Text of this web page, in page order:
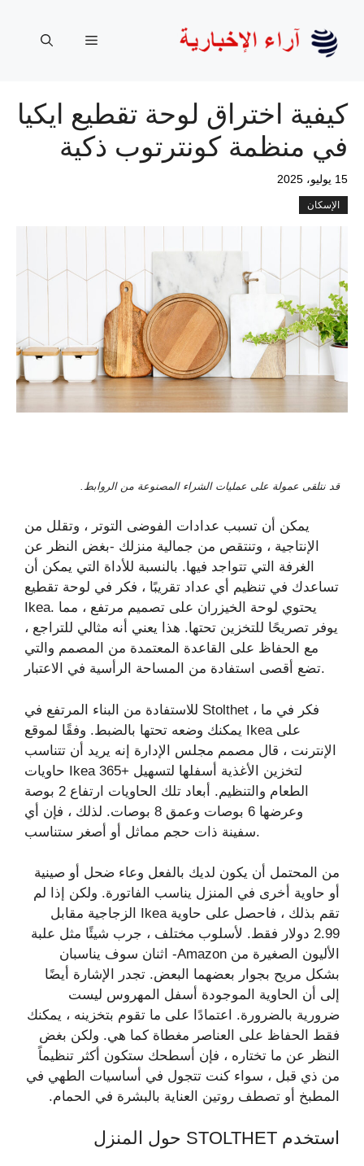
المحتوى
القائمة
كيفية اختراق لوحة تقطيع ايكيا
في منظمة كونترتوب ذكية
15 يوليو، 2025
الإسكان
قد نتلقى عمولة على عمليات الشراء المصنوعة من الروابط.
يمكن أن تسبب عدادات الفوضى التوتر ، وتقلل من
الإنتاجية ، وتنتقص من جمالية منزلك -بغض النظر عن
الغرفة التي تتواجد فيها. بالنسبة للأداة التي يمكن أن
تساعدك في تنظيم أي عداد تقريبًا ، فكر في لوحة تقطيع
Ikea. يحتوي لوحة الخيزران على تصميم مرتفع ، مما
يوفر تصريحًا للتخزين تحتها. هذا يعني أنه مثالي للتراجع ،
مع الحفاظ على القاعدة المعتمدة من المصمم والتي
تضع أقصى استفادة من المساحة الرأسية في الاعتبار.
للاستفادة من البناء المرتفع في Stolthet ، فكر في ما
يمكنك وضعه تحتها بالضبط. وفقًا لموقع Ikea على
الإنترنت ، قال مصمم مجلس الإدارة إنه يريد أن تتناسب
حاويات Ikea 365+ لتخزين الأغذية أسفلها لتسهيل
الطعام والتنظيم. أبعاد تلك الحاويات ارتفاع 2 بوصة
وعرضها 6 بوصات وعمق 8 بوصات. لذلك ، فإن أي
سفينة ذات حجم مماثل أو أصغر ستناسب.
من المحتمل أن يكون لديك بالفعل وعاء ضحل أو صينية
أو حاوية أخرى في المنزل يناسب الفاتورة. ولكن إذا لم
تقم بذلك ، فاحصل على حاوية Ikea الزجاجية مقابل
2.99 دولار فقط. لأسلوب مختلف ، جرب شيئًا مثل علبة
الأليون الصغيرة من Amazon- اثنان سوف يناسبان
بشكل مريح بجوار بعضهما البعض. تجدر الإشارة أيضًا
إلى أن الحاوية الموجودة أسفل المهروس ليست
ضرورية بالضرورة. اعتمادًا على ما تقوم بتخزينه ، يمكنك
فقط الحفاظ على العناصر مغطاة كما هي. ولكن بغض
النظر عن ما تختاره ، فإن أسطحك ستكون أكثر تنظيماً
من ذي قبل ، سواء كنت تتجول في أساسيات الطهي في
المطبخ أو تصطف روتين العناية بالبشرة في الحمام.
استخدم STOLTHET حول المنزل